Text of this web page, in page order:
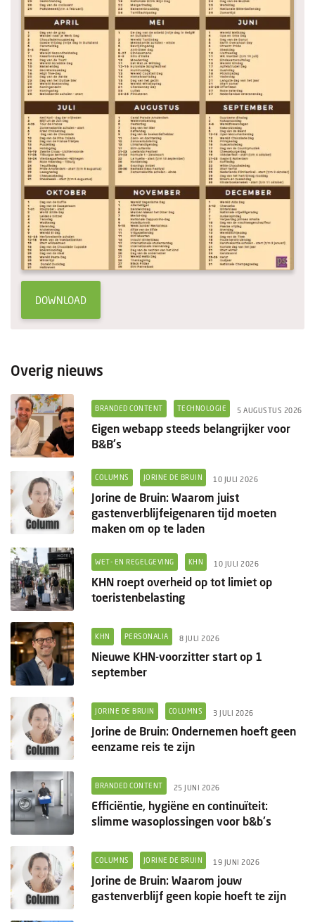
DOWNLOAD
Overig nieuws
BRANDED CONTENT TECHNOLOGIE 5 AUGUSTUS 2026
Eigen webapp steeds belangrijker voor
B&B's
COLUMNS JORINE DE BRUIN 10 JULI 2026
Jorine de Bruin: Waarom juist
gastenverblijfeigenaren tijd moeten
maken om op te laden
WET- EN REGELGEVING KHN 10 JULI 2026
KHN roept overheid op tot limiet op
toeristenbelasting
KHN PERSONALIA 8 JULI 2026
Nieuwe KHN-voorzitter start op 1
september
JORINE DE BRUIN COLUMNS 3 JULI 2026
Jorine de Bruin: Ondernemen hoeft geen
eenzame reis te zijn
BRANDED CONTENT 25 JUNI 2026
Efficiëntie, hygiëne en continuïteit:
slimme wasoplossingen voor b&b's
COLUMNS JORINE DE BRUIN 19 JUNI 2026
Jorine de Bruin: Waarom jouw
gastenverblijf geen kopie hoeft te zijn